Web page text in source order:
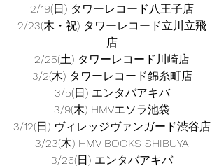
2/19(日) タワーレコード八王子店
2/23(木・祝) タワーレコード立川立飛
店
2/25(土) タワーレコード川崎店
3/2(木) タワーレコード錦糸町店
3/5(日) エンタバアキバ
3/9(木) HMVエソラ池袋
3/12(日) ヴィレッジヴァンガード渋谷店
3/23(木) HMV BOOKS SHIBUYA
3/26(日) エンタバアキバ